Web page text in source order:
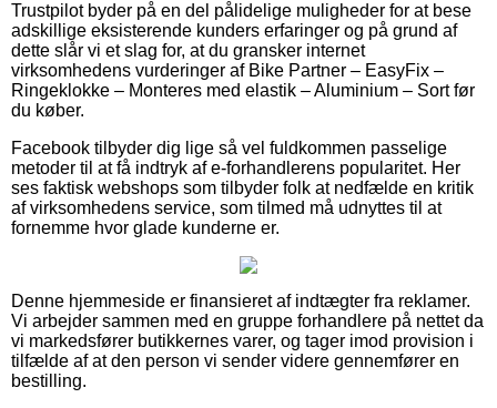
Trustpilot byder på en del pålidelige muligheder for at bese
adskillige eksisterende kunders erfaringer og på grund af
dette slår vi et slag for, at du gransker internet
virksomhedens vurderinger af Bike Partner – EasyFix –
Ringeklokke – Monteres med elastik – Aluminium – Sort før
du køber.
Facebook tilbyder dig lige så vel fuldkommen passelige
metoder til at få indtryk af e-forhandlerens popularitet. Her
ses faktisk webshops som tilbyder folk at nedfælde en kritik
af virksomhedens service, som tilmed må udnyttes til at
fornemme hvor glade kunderne er.
Denne hjemmeside er finansieret af indtægter fra reklamer.
Vi arbejder sammen med en gruppe forhandlere på nettet da
vi markedsfører butikkernes varer, og tager imod provision i
tilfælde af at den person vi sender videre gennemfører en
bestilling.